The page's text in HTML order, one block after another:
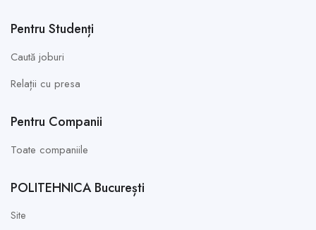
Pentru Studenți
Caută joburi
Relații cu presa
Pentru Companii
Toate companiile
POLITEHNICA București
Site